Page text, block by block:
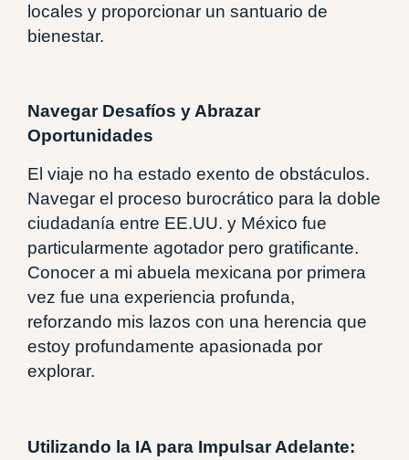
locales y proporcionar un santuario de
bienestar.
Navegar Desafíos y Abrazar
Oportunidades
El viaje no ha estado exento de obstáculos.
Navegar el proceso burocrático para la doble
ciudadanía entre EE.UU. y México fue
particularmente agotador pero gratificante.
Conocer a mi abuela mexicana por primera
vez fue una experiencia profunda,
reforzando mis lazos con una herencia que
estoy profundamente apasionada por
explorar.
Utilizando la IA para Impulsar Adelante: